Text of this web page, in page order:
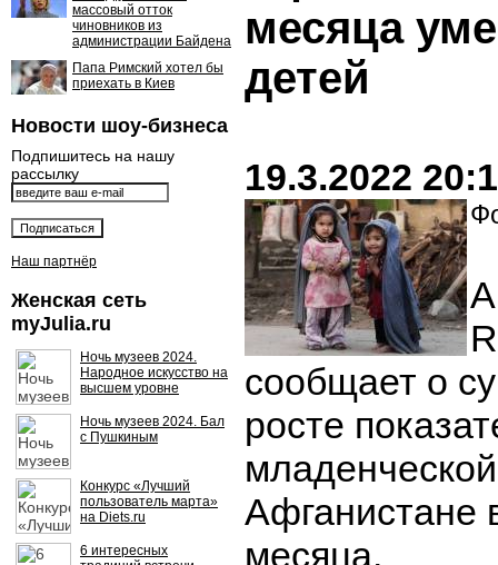
массовый отток
чиновников из
администрации Байдена
Папа Римский хотел бы
приехать в Киев
Новости шоу-бизнеса
Подпишитесь на нашу
рассылку
Наш партнёр
Женская сеть
myJulia.ru
Ночь музеев 2024.
Народное искусство на
высшем уровне
Ночь музеев 2024. Бал
с Пушкиным
Конкурс «Лучший
пользователь марта»
на Diets.ru
6 интересных
месяца
детей
19.3.2022
сообщает о
росте
Афганистане
месяца.